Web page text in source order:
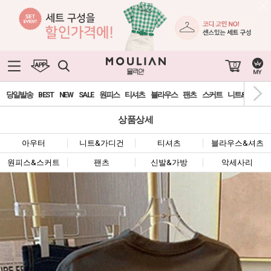
0
당일발송 BEST NEW SALE 원피스 티셔츠 블라우스 팬츠 스커트 니트&가디건
상품상세
아우터 니트&가디건 티셔츠 블라우스&셔츠
원피스&스커트 팬츠 신발&가방 악세사리